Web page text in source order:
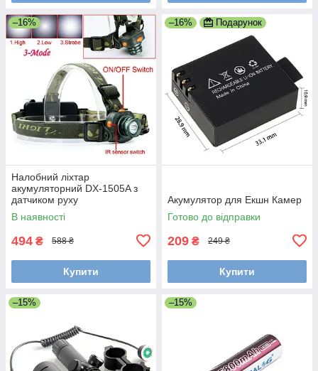
–16%
Налобний ліхтар
акумуляторний DX-1505A з
датчиком руху
В наявності
494 ₴ 588 ₴
Купити
–16% Подарунок
Акумулятор для Екшн Камер
Готово до відправки
209 ₴ 249 ₴
Купити
–15% –15%